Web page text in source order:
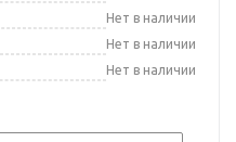
Нет в наличии
Нет в наличии
Нет в наличии